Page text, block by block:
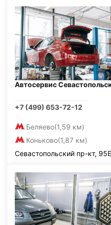
Автосервис
+7 (499) 653-72-12
Беляево(1,59 км)
Коньково(1,87 км)
Севастопольский пр-кт,